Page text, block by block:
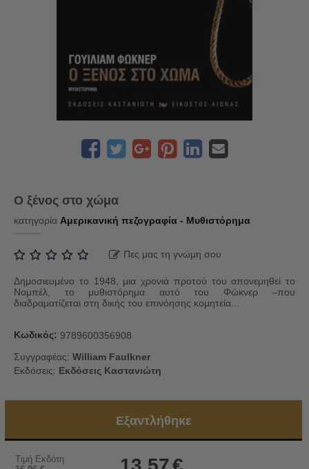
Ο ξένος στο χώμα
κατηγορία Αμερικανική πεζογραφία - Μυθιστόρημα
Πες μας τη γνώμη σου
Δημοσιευμένο το 1948, μια χρονιά προτού του απονεμηθεί το
Νομπέλ, το μυθιστόρημα αυτό του Φώκνερ –που
διαδραματίζεται στη δικής του επινόησης κομητεία...
Κωδικός: 9789600356908
Συγγραφέας: William Faulkner
Εκδόσεις: Εκδόσεις Καστανιώτη
Εξαντλήθηκε
Τιμή Εκδότη